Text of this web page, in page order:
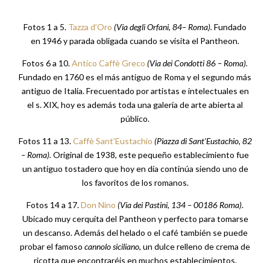
Fotos 1 a 5. Tazza d’Oro (Via degli Orfani, 84– Roma). Fundado
en 1946 y parada obligada cuando se visita el Pantheon.
Fotos 6 a 10.Antico Caffè Greco (Via dei Condotti 86 – Roma).
Fundado en 1760 es el más antiguo de Roma y el segundo más
antiguo de Italia. Frecuentado por artistas e intelectuales en
el s. XIX, hoy es además toda una galería de arte abierta al
público.
Fotos 11 a 13.Caffè Sant’Eustachio (Piazza di Sant’Eustachio, 82
– Roma). Original de 1938, este pequeño establecimiento fue
un antiguo tostadero que hoy en día continúa siendo uno de
los favoritos de los romanos.
Fotos 14 a 17.Don Nino (Via dei Pastini, 134 – 00186 Roma).
Ubicado muy cerquita del Pantheon y perfecto para tomarse
un descanso. Además del helado o el café también se puede
probar el famoso cannolo siciliano, un dulce relleno de crema de
ricotta que encontraréis en muchos establecimientos.